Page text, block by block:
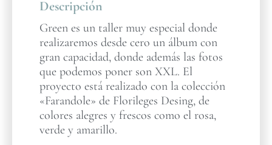
Descripción
Green es un taller muy especial donde
realizaremos desde cero un álbum con
gran capacidad, donde además las fotos
que podemos poner son XXL. El
proyecto está realizado con la colección
«Farandole» de Florileges Desing, de
colores alegres y frescos como el rosa,
verde y amarillo.